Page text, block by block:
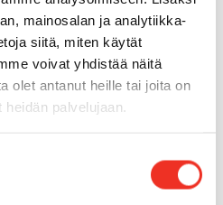
mainosalan ja analytiikka-
siitä, miten käytät
voivat yhdistää näitä
olet antanut heille tai joita on
palvelujaan.
Akku
Kyllä